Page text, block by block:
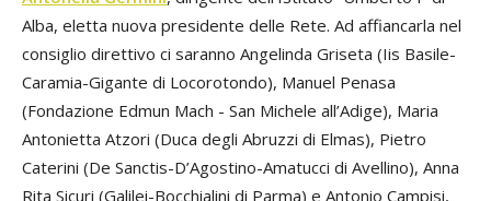
Alba, eletta nuova presidente delle Rete. Ad affiancarla nel
consiglio direttivo ci saranno Angelinda Griseta (Iis Basile-
Caramia-Gigante di Locorotondo), Manuel Penasa
(Fondazione Edmun Mach - San Michele all’Adige), Maria
Antonietta Atzori (Duca degli Abruzzi di Elmas), Pietro
Caterini (De Sanctis-D’Agostino-Amatucci di Avellino), Anna
Rita Sicuri (Galilei-Bocchialini di Parma) e Antonio Campisi,